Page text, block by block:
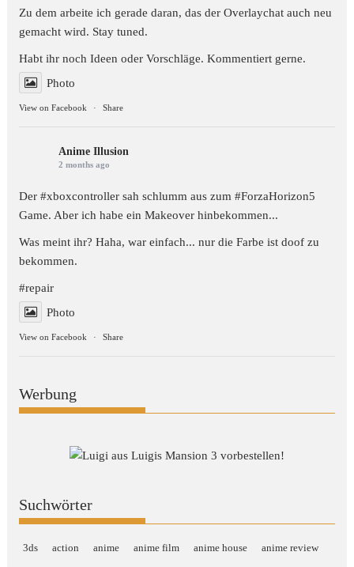
Zu dem arbeite ich gerade daran, das der Overlaychat auch neu
gemacht wird. Stay tuned.
Habt ihr noch Ideen oder Vorschläge. Kommentiert gerne.
Photo
View on Facebook · Share
Anime Illusion
2 months ago
Der #xboxcontroller sah schlumm aus zum#ForzaHorizon5
Game. Aber ich habe ein Makeover hinbekommen...
Was meint ihr? Haha, war einfach... nur die Farbe ist doof zu
bekommen.
#repair
Photo
View on Facebook · Share
Werbung
Suchwörter
3ds action anime anime film anime house anime review